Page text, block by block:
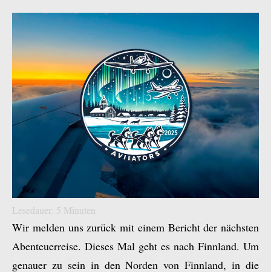
Lesedauer: 5 Minuten
Wir melden uns zurück mit einem Bericht der nächsten
Abenteuerreise. Dieses Mal geht es nach Finnland. Um
genauer zu sein in den Norden von Finnland, in die